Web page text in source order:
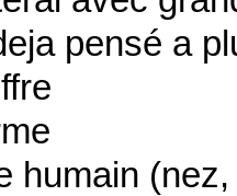
pensé a
humain